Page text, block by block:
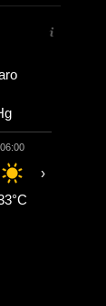
06:00
›